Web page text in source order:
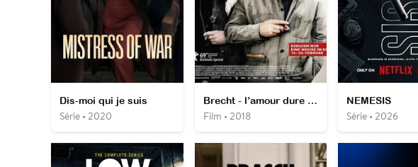
Dis-moi qui je suis
Série • 2020
Brecht - l’amour dure ou ne dure pas
Film • 2018
NEMESIS
Série • 2026